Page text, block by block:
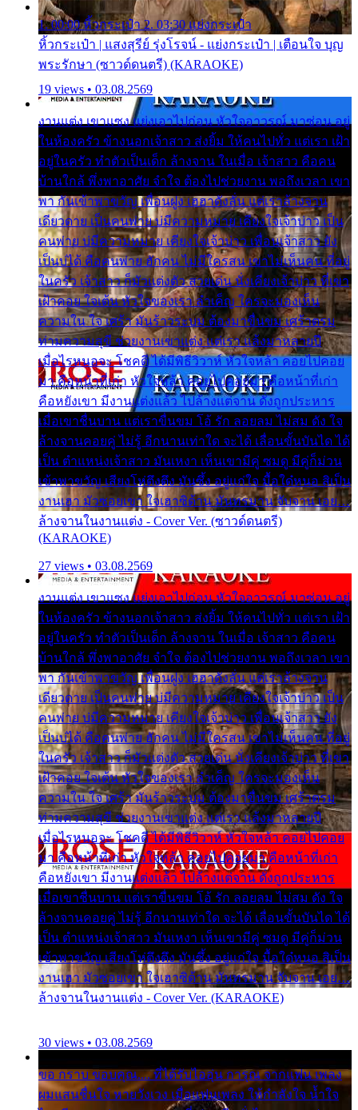
1. 00:00 หิ้วกระเป๋า 2. 03:30 แย่งกระเป๋า
หิ้วกระเป๋า | แสงสุรีย์ รุ่งโรจน์ - แย่งกระเป๋า | เตือนใจ บุญ
พระรักษา (ซาวด์ดนตรี) (KARAOKE)
19 views • 03.08.2569
งานแต่ง เขาแซง แย่งเอาไปก่อน หัวใจอาวรณ์ มาซ่อน อยู่
ในห้องครัว ข้างนอกเจ้าสาว ส่งยิ้ม ให้คนไปทั่ว แต่เรา เฝ้า
อยู่ในครัว ทำตัวเป็นเด็ก ล้างจาน ในเมื่อ เจ้าสาว คือคน
บ้านใกล้ พึ่งพาอาศัย จำใจ ต้องไปช่วยงาน พอถึงเวลา เขา
พา กันเข้าพาขวัญ เพื่อนฝูง เฮฮาดังลั่น แต่เราล้างจาน
เดียวดาย เป็นคนพ่าย บ่มีความหมาย เคียงใจเจ้าบ่าว เป็น
คนพ่าย บ่มีความหมาย เคียงใจเจ้าบ่าว เพื่อนเจ้าสาว ยัง
เป็นบ่ได้ คือคนพ่าย ฮักคน ไม่มีใครสน เขาไม่เห็นคน ที่อยู่
ในครัว เจ้าสาว ก็มัวแต่งตัว สวยเด่น นั่งเคียงเจ้าบ่าว ที่เขา
เฝ้าคอย ใจเต้น หัวใจของเรา ลำเค็ญ ใครจะมองเห็น
ความใน ใจ เศร้า มันร้าวระบม ต้องมาขื่นขม เศร้าตรม
ท่ามความสุขี ช่วยงานเขาแต่ง แต่เรา แล้งมาหลายปี
เมื่อไรหนอจะ โชคดี ได้มีพิธีวิวาห์ หัวใจหล้า คอยไปคอย
มา คือหน้าที่เก่า หัวใจหล้า คอยไปคอยมา คือหน้าที่เก่า
คือหยังเขา มีงานแต่งแล้ว ไปล้างแต่จาน ดั่งถูกประหาร
เมื่อเขาชื่นบาน แต่เราขื่นขม โอ้ รัก ลอยลม ไม่สม ดัง ใจ
ล้างจานคอยคู่ ไม่รู้ อีกนานเท่าใด จะได้ เลื่อนขั้นบันได ได้
เป็น ตำแหน่งเจ้าสาว มันเหงา เห็นเขามีคู่ ซมดู มีคู่ก็ม่วน
เข้าพาขวัญ เสียงโห่ตึงตึง มันซึ้ง อยู่แก่ใจ มื้อใด๋หนอ สิเป็น
งานเฮา มัวซอยเขา ใจเฮาซิด้าน มันทรมาน จับจาน เอย…
ล้างจานในงานแต่ง - Cover Ver. (ซาวด์ดนตรี)
(KARAOKE)
27 views • 03.08.2569
งานแต่ง เขาแซง แย่งเอาไปก่อน หัวใจอาวรณ์ มาซ่อน อยู่
ในห้องครัว ข้างนอกเจ้าสาว ส่งยิ้ม ให้คนไปทั่ว แต่เรา เฝ้า
อยู่ในครัว ทำตัวเป็นเด็ก ล้างจาน ในเมื่อ เจ้าสาว คือคน
บ้านใกล้ พึ่งพาอาศัย จำใจ ต้องไปช่วยงาน พอถึงเวลา เขา
พา กันเข้าพาขวัญ เพื่อนฝูง เฮฮาดังลั่น แต่เราล้างจาน
เดียวดาย เป็นคนพ่าย บ่มีความหมาย เคียงใจเจ้าบ่าว เป็น
คนพ่าย บ่มีความหมาย เคียงใจเจ้าบ่าว เพื่อนเจ้าสาว ยัง
เป็นบ่ได้ คือคนพ่าย ฮักคน ไม่มีใครสน เขาไม่เห็นคน ที่อยู่
ในครัว เจ้าสาว ก็มัวแต่งตัว สวยเด่น นั่งเคียงเจ้าบ่าว ที่เขา
เฝ้าคอย ใจเต้น หัวใจของเรา ลำเค็ญ ใครจะมองเห็น
ความใน ใจ เศร้า มันร้าวระบม ต้องมาขื่นขม เศร้าตรม
ท่ามความสุขี ช่วยงานเขาแต่ง แต่เรา แล้งมาหลายปี
เมื่อไรหนอจะ โชคดี ได้มีพิธีวิวาห์ หัวใจหล้า คอยไปคอย
มา คือหน้าที่เก่า หัวใจหล้า คอยไปคอยมา คือหน้าที่เก่า
คือหยังเขา มีงานแต่งแล้ว ไปล้างแต่จาน ดั่งถูกประหาร
เมื่อเขาชื่นบาน แต่เราขื่นขม โอ้ รัก ลอยลม ไม่สม ดัง ใจ
ล้างจานคอยคู่ ไม่รู้ อีกนานเท่าใด จะได้ เลื่อนขั้นบันได ได้
เป็น ตำแหน่งเจ้าสาว มันเหงา เห็นเขามีคู่ ซมดู มีคู่ก็ม่วน
เข้าพาขวัญ เสียงโห่ตึงตึง มันซึ้ง อยู่แก่ใจ มื้อใด๋หนอ สิเป็น
งานเฮา มัวซอยเขา ใจเฮาซิด้าน มันทรมาน จับจาน เอย…
ล้างจานในงานแต่ง - Cover Ver. (KARAOKE)
30 views • 03.08.2569
ขอ กราบ ขอบคุณ.... ที่ได้รับไออุ่น การุณ จากแฟน เพลง
ผมแสนชื่นใจ หายวังเวง เมื่อแฟนเพลง ให้กำลังใจ น้ำใจ